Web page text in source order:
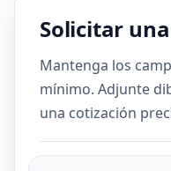
Solicitar
Mantenga los
mínimo. Adjunte
una cotización